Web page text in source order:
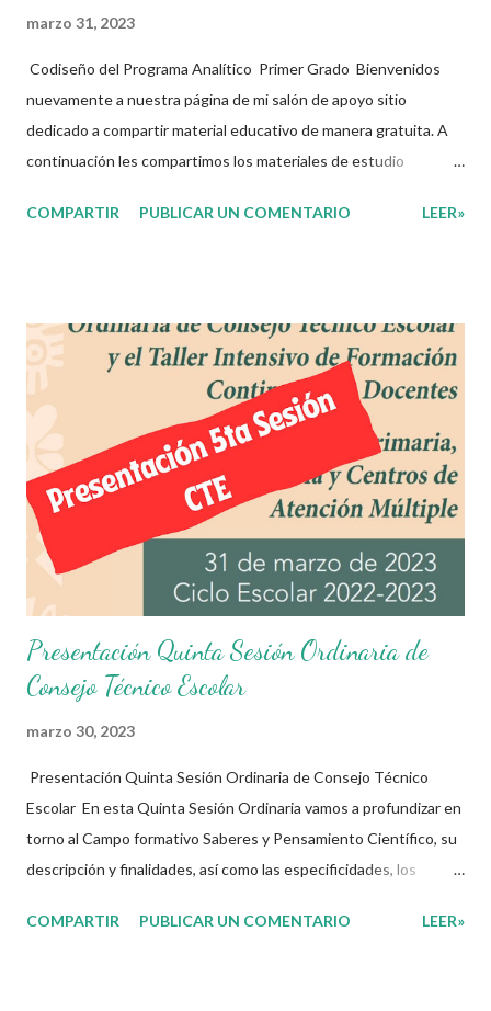
marzo 31, 2023
Codiseño del Programa Analítico Primer Grado Bienvenidos
nuevamente a nuestra página de mi salón de apoyo sitio
dedicado a compartir material educativo de manera gratuita. A
continuación les compartimos los materiales de estudio
nueva propuesta educativa basada en la concepción de la Nueva
herramienta que acompañe en el día a día la práctica dentro del
aula, cuya estructura permitirá tanto a docentes como
estudiantes, ir marcando las pautas de trabajo acorde a sus
necesidades y las de su comunidad. Agradecemos a los
creadores de estos increibles archivos ya que gracias a su
dedicacion y trabajo podemos gozar de estas planeaciones
didacticas, recuerden que nosotros solo los compartimos con
fines educativos, didácticos e...
COMPARTIR PUBLICAR UN COMENTARIO LEER»
Presentación Quinta Sesión Ordinaria de
Consejo Técnico Escolar
marzo 30, 2023
Presentación Quinta Sesión Ordinaria de Consejo Técnico
Escolar En esta Quinta Sesión Ordinaria vamos a profundizar en
torno al Campo formativo Saberes y Pensamiento Científico, su
descripción y finalidades, así como las especificidades, los
fase que corresponda. En esta sesión, para inicial, preescolar,
COMPARTIR PUBLICAR UN COMENTARIO LEER»